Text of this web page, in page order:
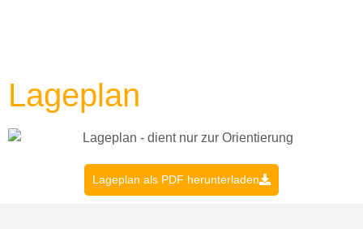
Lageplan
Lageplan als PDF herunterladen